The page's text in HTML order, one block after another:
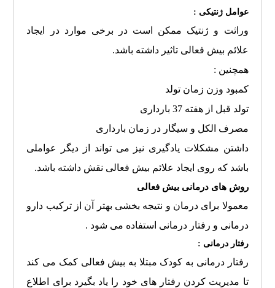
عوامل ژنتیکی :
وراثت و ژنتیک ممکن است در برخی موارد در ایجاد
علائم بیش فعالی تاثیر داشته باشد.
همچنین :
کمبود وزن زمان تولد
تولد قبل از هفته 37 بارداری
مصرف الکل و سیگار در زمان بارداری
داشتن مشکلات یادگیری نیز می تواند از دیگر عواملی
باشد که روی ایجاد علائم بیش فعالی نقش داشته باشد.
روش های درمانی بیش فعالی
معمولا برای درمان و نتیجه بخشی بهتر آن از ترکیب دارو
درمانی و رفتار درمانی استفاده می شود .
رفتار درمانی :
رفتار درمانی به کودک مبتلا به بیش فعالی کمک می کند
تا مدیریت کردن رفتار های خود را یاد بگیرد برای اطلاع